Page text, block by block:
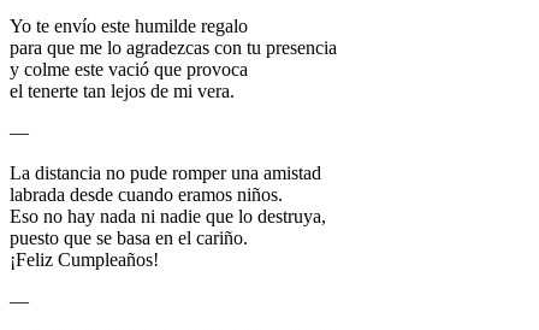
Yo te envío este humilde regalo
para que me lo agradezcas con tu presencia
y colme este vació que provoca
el tenerte tan lejos de mi vera.
—
La distancia no pude romper una amistad
labrada desde cuando eramos niños.
Eso no hay nada ni nadie que lo destruya,
puesto que se basa en el cariño.
¡Feliz Cumpleaños!
—